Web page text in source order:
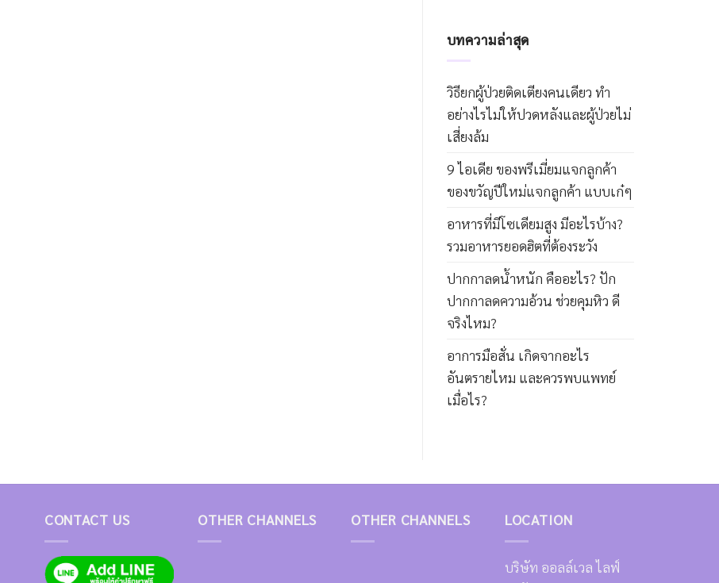
บทความล่าสุด
วิธียกผู้ป่วยติดเตียงคนเดียว ทำ
อย่างไรไม่ให้ปวดหลังและผู้ป่วยไม่
เสี่ยงล้ม
9 ไอเดีย ของพรีเมี่ยมแจกลูกค้า
ของขวัญปีใหม่แจกลูกค้า แบบเก๋ๆ
อาหารที่มีโซเดียมสูง มีอะไรบ้าง?
รวมอาหารยอดฮิตที่ต้องระวัง
ปากกาลดน้ำหนัก คืออะไร? ปัก
ปากกาลดความอ้วน ช่วยคุมหิว ดี
จริงไหม?
อาการมือสั่น เกิดจากอะไร
อันตรายไหม และควรพบแพทย์
เมื่อไร?
CONTACT US OTHER CHANNELS OTHER CHANNELS LOCATION
บริษัท ออลล์เวล ไลฟ์